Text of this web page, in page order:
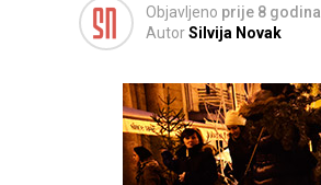
Objavljeno prije 8 godina
AutorSilvija Novak